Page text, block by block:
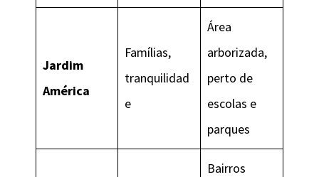
Jardim
América
Famílias,
tranquilidad
e
Área
arborizada,
perto de
escolas e
parques
Bairros